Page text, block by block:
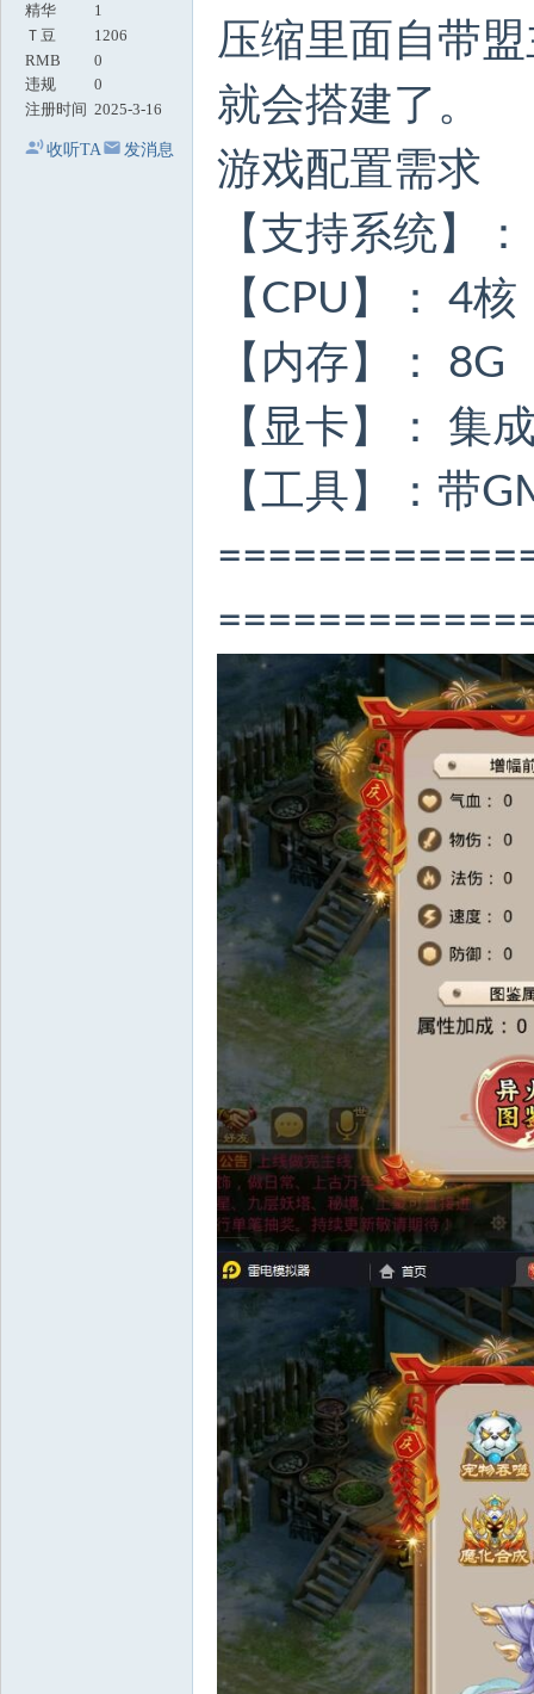
精华
1
Ｔ豆
1206
RMB
0
违规
0
注册时间 2025-3-16
收听TA 发消息
压缩里面自带
就会搭建了。
游戏配置需求
【支持系统】
【CPU】： 4核
【内存】： 8G
【显卡】： 集
【工具】：带